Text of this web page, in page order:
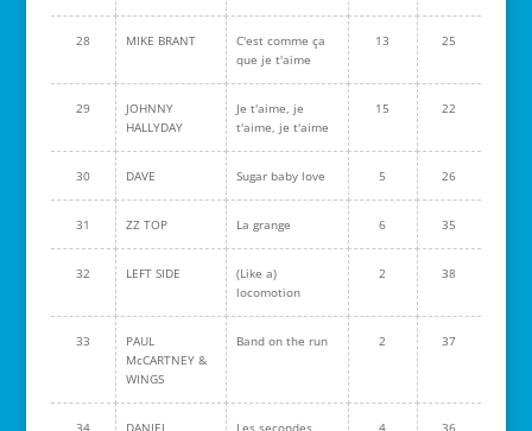
28 MIKE BRANT
C'est comme ça
que je t'aime
13 25
29
JOHNNY
HALLYDAY
Je t'aime, je
t'aime, je t'aime
15 22
30 DAVE Sugar baby love 5 26
31 ZZ TOP La grange 6 35
32 LEFT SIDE
(Like a)
locomotion
2 38
33
PAUL
McCARTNEY &
WINGS
Band on the run 2 37
34 DANIEL Les secondes 4 36